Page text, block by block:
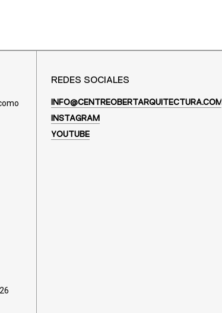
REDES SOCIALES
INFO@CENTREOBERTARQUITECTURA.COM
INSTAGRAM
YOUTUBE